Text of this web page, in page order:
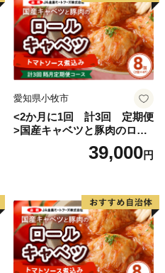
愛知県小牧市
<2か月に1回 計3回 定期便
>国産キャベツと豚肉のロー
ルキャベツ（4P入り）
39,000円